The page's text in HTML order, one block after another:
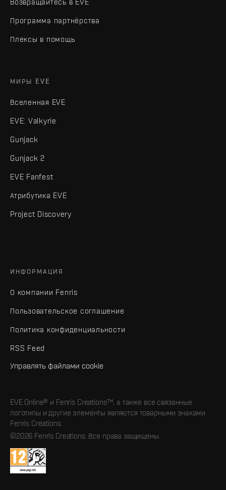
Программа партнёрства
Плексы в помощь
МИРЫ EVE
Вселенная EVE
EVE: Valkyrie
Gunjack
Gunjack 2
EVE Fanfest
Атрибутика EVE
Project Discovery
ИНФОРМАЦИЯ
О компании Fenris
Пользовательское соглашение
Политика конфиденциальности
RSS Feed
Управлять файлами cookie
EVE Online® и Fenris Creations™, а также все связанные
логотипы и другие элементы являются товарными знаками
Fenris Creations.
©2026 Fenris Creations. Все права защищены.